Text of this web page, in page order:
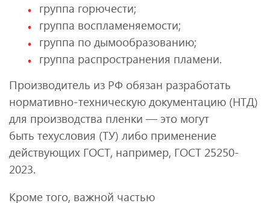
группа горючести;
группа воспламеняемости;
группа по дымообразованию;
группа распространения пламени.
Производитель из РФ обязан разработать
нормативно-техническую документацию (НТД)
для производства пленки — это могут
быть техусловия (ТУ) либо применение
действующих ГОСТ, например, ГОСТ 25250-
2023.
Кроме того, важной частью